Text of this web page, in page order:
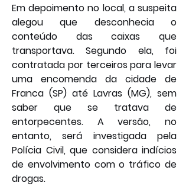
Em depoimento no local, a suspeita
alegou que desconhecia o
conteúdo das caixas que
transportava. Segundo ela, foi
contratada por terceiros para levar
uma encomenda da cidade de
Franca (SP) até Lavras (MG), sem
saber que se tratava de
entorpecentes. A versão, no
entanto, será investigada pela
Polícia Civil, que considera indícios
de envolvimento com o tráfico de
drogas.